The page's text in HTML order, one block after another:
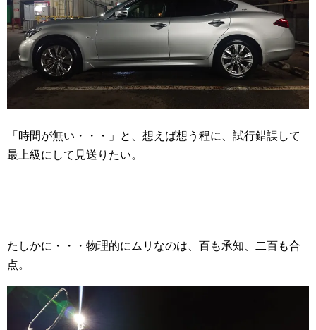
「時間が無い・・・」と、想えば想う程に、試行錯誤して
最上級にして見送りたい。
たしかに・・・物理的にムリなのは、百も承知、二百も合
点。